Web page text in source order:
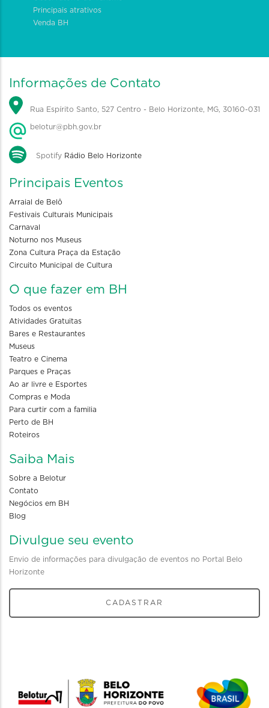
Principais atrativos
Venda BH
Informações de Contato
Rua Espírito Santo, 527 Centro - Belo Horizonte, MG, 30160-031
belotur@pbh.gov.br
Spotify Rádio Belo Horizonte
Principais Eventos
Arraial de Belô
Festivais Culturais Municipais
Carnaval
Noturno nos Museus
Zona Cultura Praça da Estação
Circuito Municipal de Cultura
O que fazer em BH
Todos os eventos
Atividades Gratuitas
Bares e Restaurantes
Museus
Teatro e Cinema
Parques e Praças
Ao ar livre e Esportes
Compras e Moda
Para curtir com a familia
Perto de BH
Roteiros
Saiba Mais
Sobre a Belotur
Contato
Negócios em BH
Blog
Divulgue seu evento
Envio de informações para divulgação de eventos no Portal Belo
Horizonte
CADASTRAR